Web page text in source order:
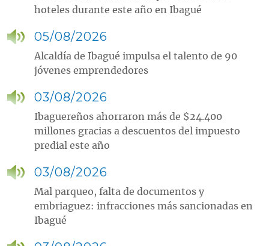
hoteles durante este año en Ibagué
05/08/2026
Alcaldía de Ibagué impulsa el talento de 90
jóvenes emprendedores
03/08/2026
Ibaguereños ahorraron más de $24.400
millones gracias a descuentos del impuesto
predial este año
03/08/2026
Mal parqueo, falta de documentos y
embriaguez: infracciones más sancionadas en
Ibagué